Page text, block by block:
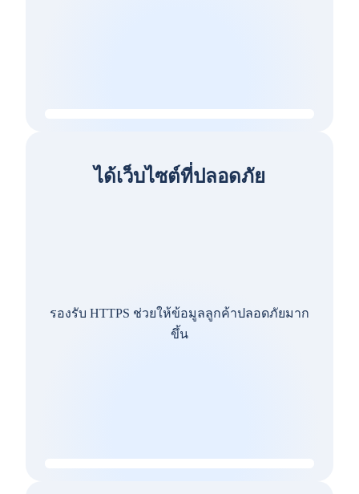
ได้เว็บไซต์ที่ปลอดภัย
รองรับ HTTPS ช่วยให้ข้อมูลลูกค้าปลอดภัยมาก
ขึ้น